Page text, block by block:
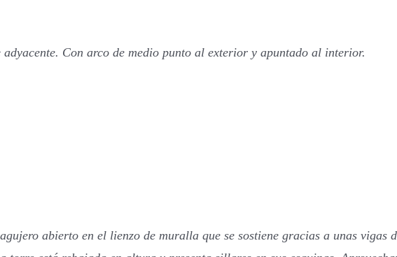
Con arco de medio punto al exterior y apuntado al interior.
abierto en el lienzo de muralla que se sostiene gracias a unas vigas